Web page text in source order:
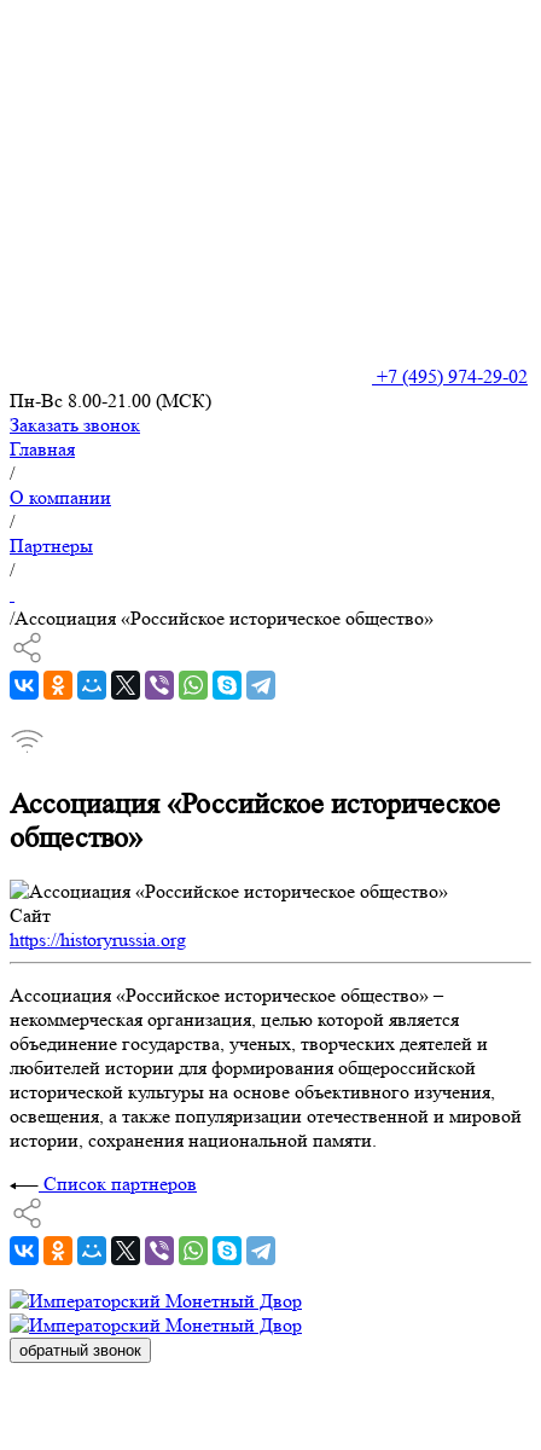
+7 (495) 974-29-02
Пн-Вс 8.00-21.00 (МСК)
Заказать звонок
Главная
/
О компании
/
Партнеры
/
/Ассоциация «Российское историческое общество»
Ассоциация «Российское историческое
общество»
Сайт
https://historyrussia.org
Ассоциация «Российское историческое общество» –
некоммерческая организация, целью которой является
объединение государства, ученых, творческих деятелей и
любителей истории для формирования общероссийской
исторической культуры на основе объективного изучения,
освещения, а также популяризации отечественной и мировой
истории, сохранения национальной памяти.
Список партнеров
обратный звонок